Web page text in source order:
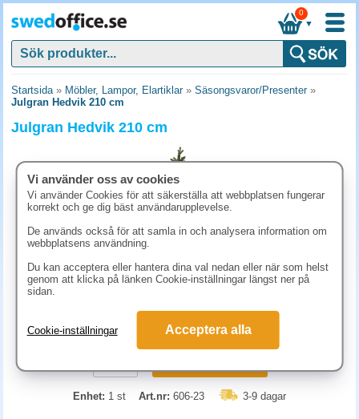
▼
0
Startsida» Möbler, Lampor, Elartiklar» Säsongsvaror/Presenter»
Julgran Hedvik 210 cm
Julgran Hedvik 210 cm
2636.30 kr (inkl. moms)
Enhet: 1 st Art.nr: 606-23 3-9 dagar
Vi använder oss av cookies
Vi använder Cookies för att säkerställa att webbplatsen fungerar
korrekt och ge dig bäst användarupplevelse.
De används också för att samla in och analysera information om
webbplatsens användning.
Du kan acceptera eller hantera dina val nedan eller när som helst
genom att klicka på länken Cookie-inställningar längst ner på
sidan.
Cookie-inställningar Acceptera alla